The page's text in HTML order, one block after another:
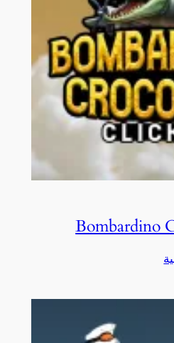
Bombardino